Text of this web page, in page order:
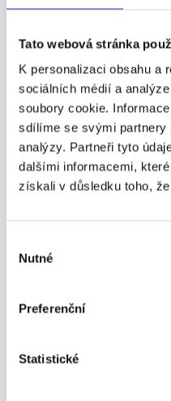
Tato webová stránka
K personalizaci obsahu a
sociálních médií a
soubory cookie.
sdílíme se svými partnery
analýzy. Partneři tyto
dalšími informacemi,
získali v důsledku toho,
souhlasu
Nutné
Preferenční
Statistické
I to je další důvod k
důchodu zbývá více než
11. 4. 2016
¶
Nezapomínejme ani
Více info